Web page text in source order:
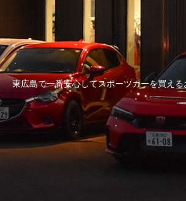
東広島で一番安心してスポーツカーを買え